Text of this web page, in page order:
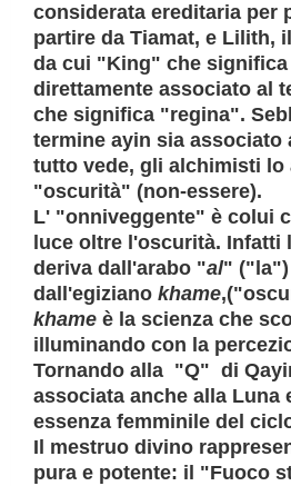
considerata ereditaria per
partire da Tiamat, e Lilith,
da cui "King" che
direttamente associato al
che significa "regina".
termine ayin sia associato
tutto vede, gli alchimisti lo
"oscurità" (non-essere).
L' "onniveggente" è colui
luce oltre l'oscurità. Infatti
deriva dall'arabo "al" ("la")
dall'egiziano khame
khame è la scienza che
illuminando con la
Tornando alla "Q" di
associata anche alla Luna
essenza femminile del
Il mestruo divino
pura e potente: il "Fuoco